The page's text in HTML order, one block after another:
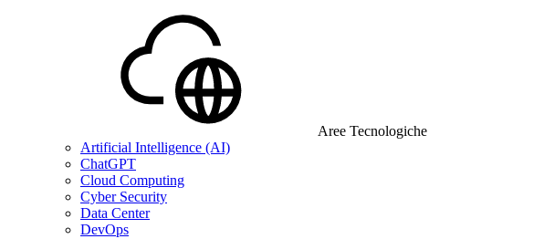
Aree Tecnologiche
Artificial Intelligence (AI)
ChatGPT
Cloud Computing
Cyber Security
Data Center
DevOps